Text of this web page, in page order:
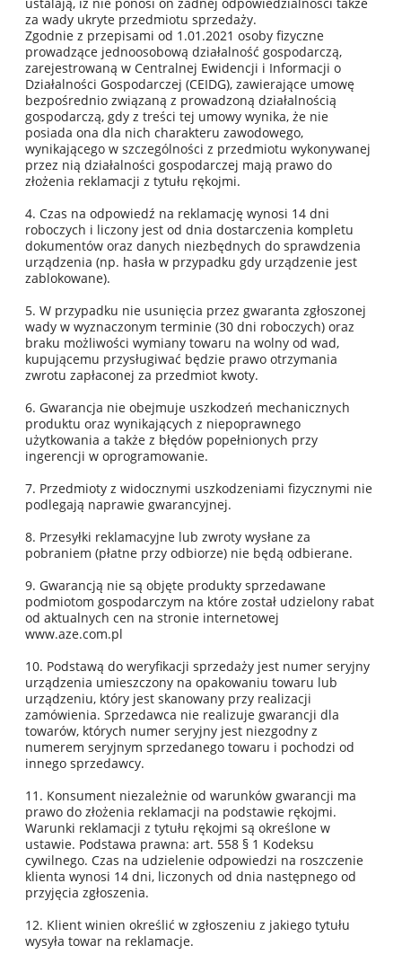
za wady ukryte przedmiotu sprzedaży.
Zgodnie z przepisami od 1.01.2021 osoby fizyczne
prowadzące jednoosobową działalność gospodarczą,
zarejestrowaną w Centralnej Ewidencji i Informacji o
Działalności Gospodarczej (CEIDG), zawierające umowę
bezpośrednio związaną z prowadzoną działalnością
gospodarczą, gdy z treści tej umowy wynika, że nie
posiada ona dla nich charakteru zawodowego,
wynikającego w szczególności z przedmiotu wykonywanej
przez nią działalności gospodarczej mają prawo do
złożenia reklamacji z tytułu rękojmi.
4. Czas na odpowiedź na reklamację wynosi 14 dni
roboczych i liczony jest od dnia dostarczenia kompletu
dokumentów oraz danych niezbędnych do sprawdzenia
urządzenia (np. hasła w przypadku gdy urządzenie jest
zablokowane).
5. W przypadku nie usunięcia przez gwaranta zgłoszonej
wady w wyznaczonym terminie (30 dni roboczych) oraz
braku możliwości wymiany towaru na wolny od wad,
kupującemu przysługiwać będzie prawo otrzymania
zwrotu zapłaconej za przedmiot kwoty.
6. Gwarancja nie obejmuje uszkodzeń mechanicznych
produktu oraz wynikających z niepoprawnego
użytkowania a także z błędów popełnionych przy
ingerencji w oprogramowanie.
7. Przedmioty z widocznymi uszkodzeniami fizycznymi nie
podlegają naprawie gwarancyjnej.
8. Przesyłki reklamacyjne lub zwroty wysłane za
pobraniem (płatne przy odbiorze) nie będą odbierane.
9. Gwarancją nie są objęte produkty sprzedawane
podmiotom gospodarczym na które został udzielony rabat
od aktualnych cen na stronie internetowej
www.aze.com.pl
10. Podstawą do weryfikacji sprzedaży jest numer seryjny
urządzenia umieszczony na opakowaniu towaru lub
urządzeniu, który jest skanowany przy realizacji
zamówienia. Sprzedawca nie realizuje gwarancji dla
towarów, których numer seryjny jest niezgodny z
numerem seryjnym sprzedanego towaru i pochodzi od
innego sprzedawcy.
11. Konsument niezależnie od warunków gwarancji ma
prawo do złożenia reklamacji na podstawie rękojmi.
Warunki reklamacji z tytułu rękojmi są określone w
ustawie. Podstawa prawna: art. 558 § 1 Kodeksu
cywilnego. Czas na udzielenie odpowiedzi na roszczenie
klienta wynosi 14 dni, liczonych od dnia następnego od
przyjęcia zgłoszenia.
12. Klient winien określić w zgłoszeniu z jakiego tytułu
wysyła towar na reklamacje.